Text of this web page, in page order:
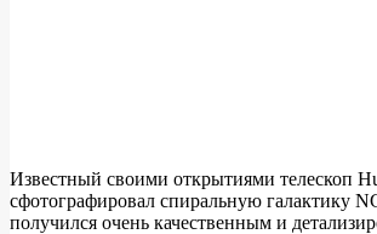
Известный своими открытиями телескоп
сфотографировал спиральную галактику
получился очень качественным и